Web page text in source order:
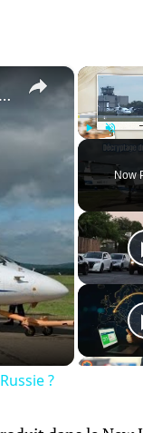
Unmute
Now
×
Le Sukhoi Su-80 aurait-il pu être la star de l'aviation régionale de la Russie ?
?